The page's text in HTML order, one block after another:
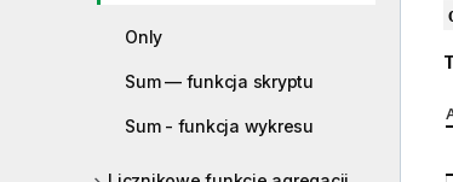
Only
Sum — funkcja skryptu
Sum - funkcja wykresu